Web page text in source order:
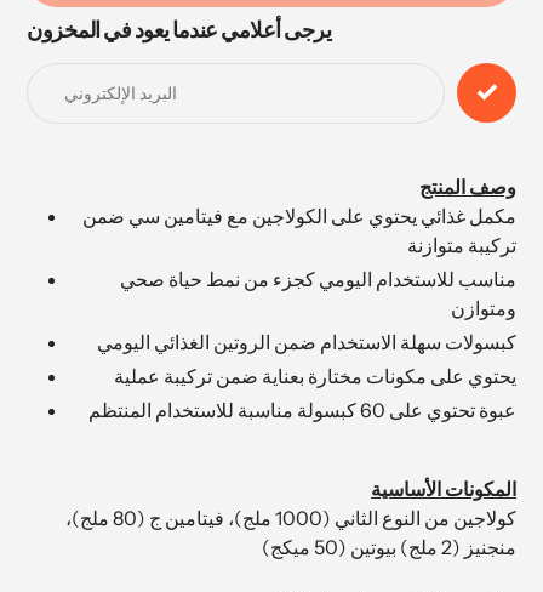
إضافة
يرجى أعلامي عندما يعود في المخزون
وصف المنتج
مكمل غذائي يحتوي على الكولاجين مع فيتامين سي ضمن
تركيبة متوازنة
مناسب للاستخدام اليومي كجزء من نمط حياة صحي
ومتوازن
كبسولات سهلة الاستخدام ضمن الروتين الغذائي اليومي
يحتوي على مكونات مختارة بعناية ضمن تركيبة عملية
عبوة تحتوي على 60 كبسولة مناسبة للاستخدام المنتظم
المكونات الأساسية
كولاجين من النوع الثاني (1000 ملج)، فيتامين ج (80 ملج)،
منجنيز (2 ملج) بيوتين (50 ميكج)